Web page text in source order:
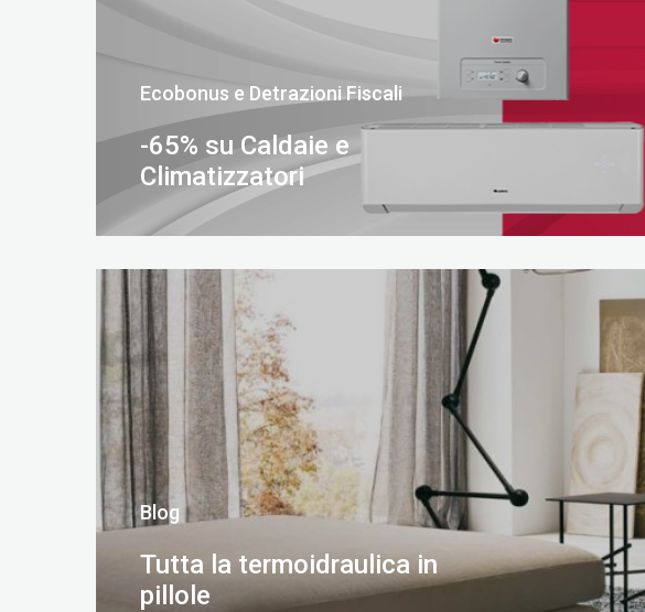
Ecobonus e Detrazioni Fiscali
-65% su Caldaie e
Climatizzatori
Blog
Tutta la termoidraulica in
pillole